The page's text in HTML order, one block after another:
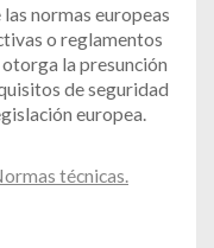
normas europeas
o reglamentos
la presunción
de seguridad
europea.
técnicas.